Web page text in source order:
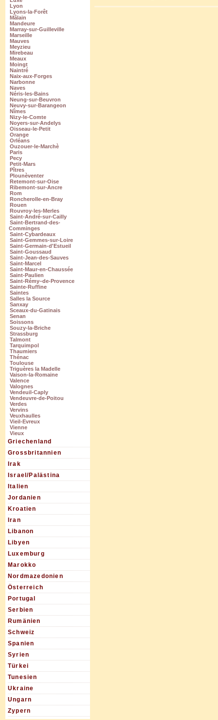
Lyon
Lyons-la-Forêt
Mâlain
Mandeure
Marray-sur-Guilleville
Marseille
Mauves
Meyzieu
Mirebeau
Meaux
Moingt
Naintré
Naix-aux-Forges
Narbonne
Naves
Néris-les-Bains
Neung-sur-Beuvron
Neuvy-sur-Barangeon
Nîmes
Nizy-le-Comte
Noyers-sur-Andelys
Oisseau-le-Petit
Orange
Orléans
Ouzouer-le-Marchè
Paris
Pecy
Petit-Mars
Pîtres
Plounèventer
Retemont-sur-Oise
Ribemont-sur-Ancre
Rom
Roncherolle-en-Bray
Rouen
Rouvroy-les-Merles
Saint-André-sur-Cailly
Saint-Bertrand-des-
Comminges
Saint-Cybardeaux
Saint-Gemmes-sur-Loire
Saint-Germain-d'Estueil
Saint-Goussaud
Saint-Jean-des-Sauves
Saint-Marcel
Saint-Maur-en-Chaussée
Saint-Paulien
Saint-Rémy–de-Provence
Sainte-Ruffine
Saintes
Salles la Source
Sanxay
Sceaux-du-Gatinais
Senan
Soissons
Souzy-la-Briche
Strassburg
Talmont
Tarquimpol
Thaumiers
Thénac
Toulouse
Triguères la Madelle
Vaison-la-Romaine
Valence
Valognes
Vendeuil-Caply
Vendeuvre-de-Poitou
Verdes
Vervins
Veuxhaulles
Vieil-Evreux
Vienne
Vieux
Griechenland
Grossbritannien
Irak
Israel/Palästina
Italien
Jordanien
Kroatien
Iran
Libanon
Libyen
Luxemburg
Marokko
Nordmazedonien
Österreich
Portugal
Serbien
Rumänien
Schweiz
Spanien
Syrien
Türkei
Tunesien
Ukraine
Ungarn
Zypern